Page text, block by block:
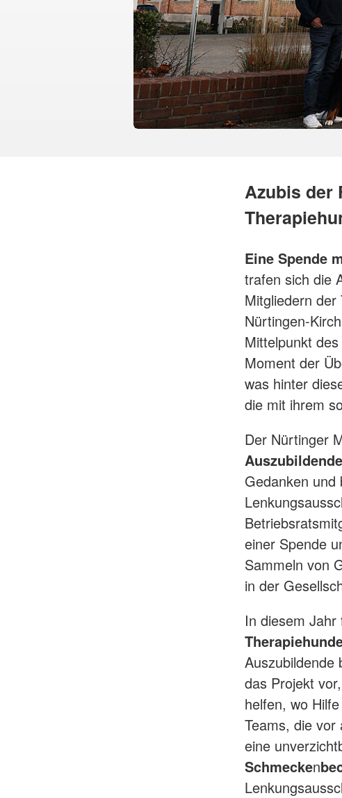
Azubis der
Eine Spende
trafen sich die
Mitgliedern
Nürtingen-
Mittelpunkt
Moment der
was hinter
die mit ihrem
Der Nürtinger
Gedanken
einer Spende
Sammeln von
in der
In diesem
Auszubildende
das Projekt
helfen, wo
Teams, die vor
eine
Schmecken